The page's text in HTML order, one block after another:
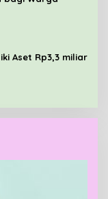
Aset Rp3,3 miliar